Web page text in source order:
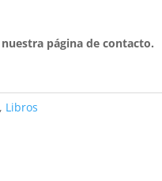
página de contacto.
, Libros